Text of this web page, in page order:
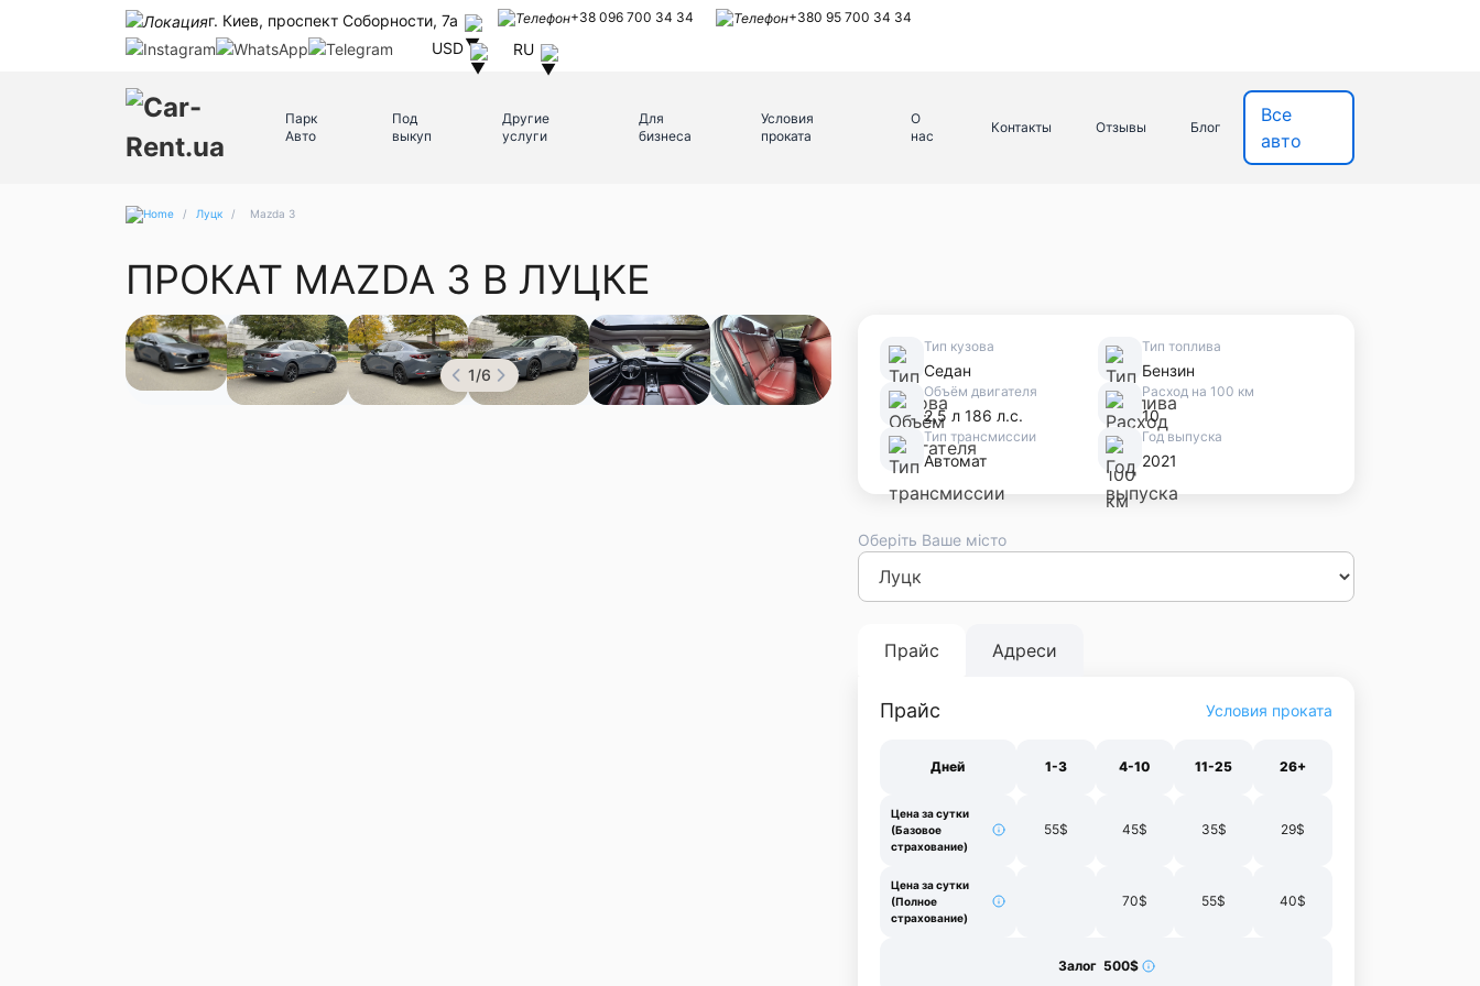
г. Киев, проспект Соборности, 7а +38 096 700 34 34 +380 95 700 34 34
USD RU
Парк
Авто
Под
выкуп
Другие
услуги
Для
бизнеса
Условия
проката
О
нас
Контакты Отзывы Блог
Все
авто
/ Луцк / Mazda 3
ПРОКАТ MAZDA 3 В ЛУЦКЕ
1/6
Тип кузова
Седан
Тип топлива
Бензин
Объём двигателя
2,5 л 186 л.с.
Расход на 100 км
10
Тип трансмиссии
Автомат
Год выпуска
2021
Оберіть Ваше місто
КиевЛьвовОдесса
Франковск
Прайс Адреси
Прайс Условия проката
Дней 1-3 4-10 11-25 26+
Цена за сутки
(Базовое
страхование)
55$ 45$ 35$ 29$
Цена за сутки
(Полное
страхование)
70$ 55$ 40$
Залог 500$